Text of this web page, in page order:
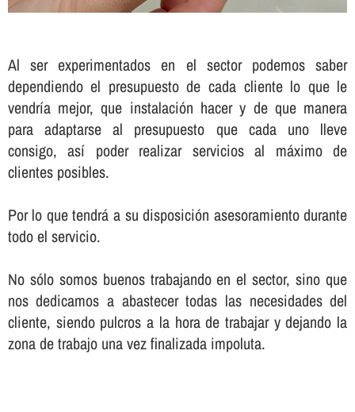
Al ser experimentados en el sector podemos saber
dependiendo el presupuesto de cada cliente lo que le
vendrí­a mejor, que instalación hacer y de que manera
para adaptarse al presupuesto que cada uno lleve
consigo, así­ poder realizar servicios al máximo de
clientes posibles.
Por lo que tendrá a su disposición asesoramiento durante
todo el servicio.
No sólo somos buenos trabajando en el sector, sino que
nos dedicamos a abastecer todas las necesidades del
cliente, siendo pulcros a la hora de trabajar y dejando la
zona de trabajo una vez finalizada impoluta.